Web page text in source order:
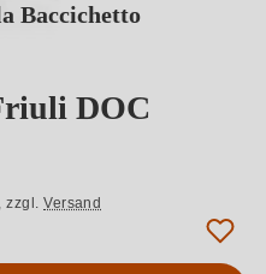
Baccichetto
DOC
zzgl.Versand